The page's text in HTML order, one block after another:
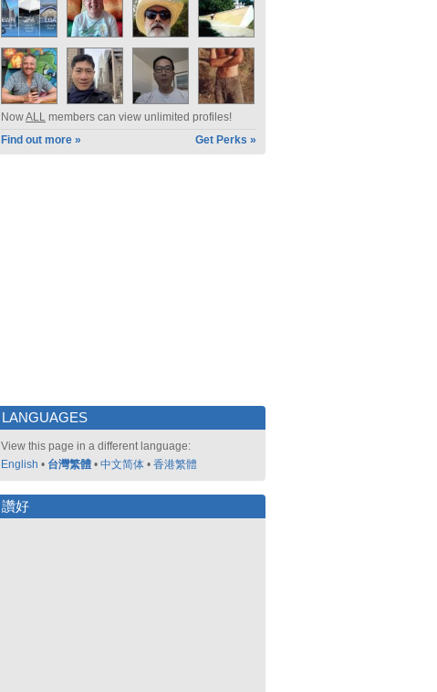
NowALL members can view unlimited profiles!
Find out more »
Get Perks »
LANGUAGES
View this page in a different language:
English • 台灣繁體 • 中文简体 • 香港繁體
讚好